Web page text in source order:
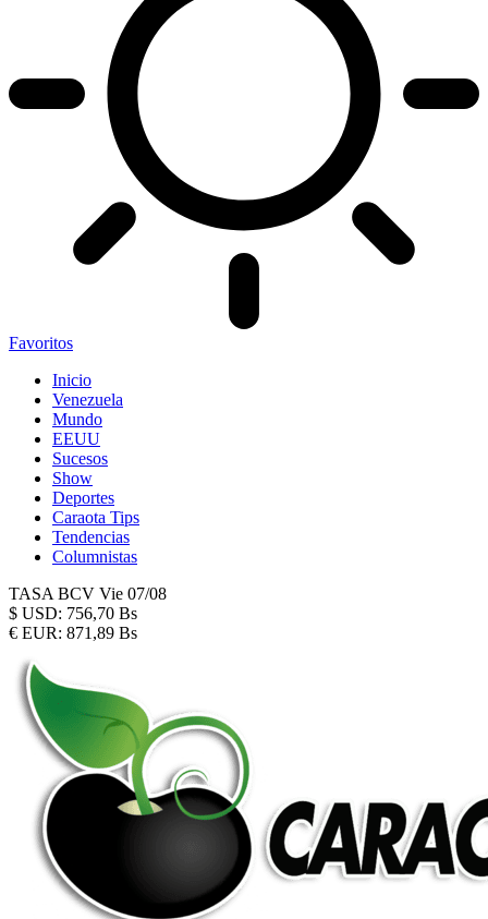
Favoritos
Inicio
Venezuela
Mundo
EEUU
Sucesos
Show
Deportes
Caraota Tips
Tendencias
Columnistas
TASA BCV Vie 07/08
$ USD: 756,70 Bs
€ EUR: 871,89 Bs